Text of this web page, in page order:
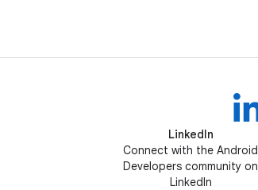
LinkedIn
Connect with the Android
Developers community on
LinkedIn